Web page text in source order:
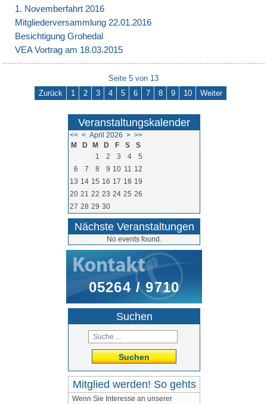
1. Novemberfahrt 2016
Mitgliederversammlung 22.01.2016
Besichtigung Grohedal
VEA Vortrag am 18.03.2015
Seite 5 von 13
Zurück
1 2 3 4 5 6 7 8 9 10 Weiter
Veranstaltungskalender
<< < April 2026 > >>
M
D M D F S
S
1
2 3 4
5
6
7 8 9 10 11 12
13 14 15 16 17 18 19
20 21 22 23 24 25 26
27 28 29 30
Nächste Veranstaltungen
No events found.
05264 / 9710
Suchen
Suchen
Mitglied werden! So gehts
Wenn Sie Interesse an unserer